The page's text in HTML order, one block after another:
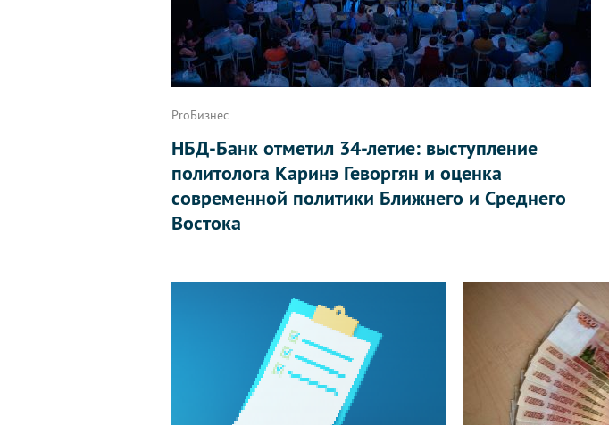
ProБизнес
НБД-Банк отметил 34-летие: выступление
политолога Каринэ Геворгян и оценка
современной политики Ближнего и Среднего
Востока